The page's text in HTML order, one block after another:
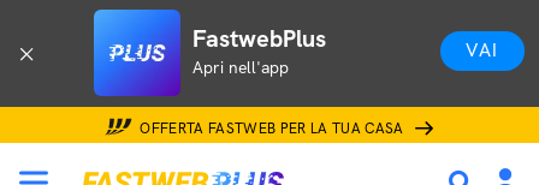
FastwebPlus
Apri nell'app
VAI
OFFERTA FASTWEB PER LA TUA CASA